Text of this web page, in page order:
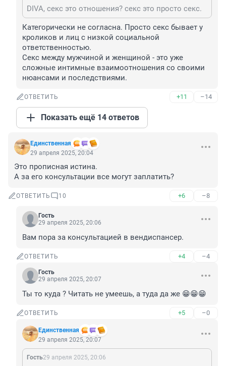
DIVA, секс это отношения? секс это просто секс.
Категорически не согласна. Просто секс бывает у
кроликов и лиц с низкой социальной
ответственностью.
Секс между мужчиной и женщиной - это уже
сложные интимные взаимоотношения со своими
нюансами и последствиями.
ОТВЕТИТЬ +11 –14
Показать ещё 14 ответов
Единственная
29 апреля 2025, 20:04
Это прописная истина.
А за его консультации все могут заплатить?
ОТВЕТИТЬ 10 +6 –8
Гость
29 апреля 2025, 20:06
Вам пора за консультацией в вендиспансер.
ОТВЕТИТЬ +4 –4
Гость
29 апреля 2025, 20:07
Ты то куда ? Читать не умеешь, а туда да же 😁😁😁
ОТВЕТИТЬ +5 –0
Единственная
29 апреля 2025, 20:07
Гость29 апреля 2025, 20:06